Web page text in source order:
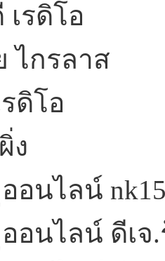
เรดิโอ
ไกรลาส
ดิโอ
ง
อนไลน์
อนไลน์ ดีเจ